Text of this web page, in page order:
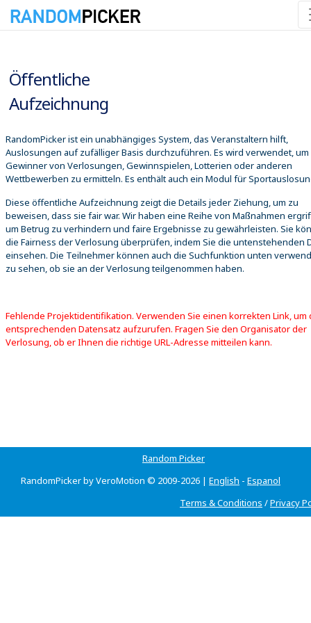
Öffentliche
Aufzeichnung
RandomPicker ist ein unabhängiges System, das Veranstaltern hilft,
Auslosungen auf zufälliger Basis durchzuführen. Es wird verwendet, um
Gewinner von Verlosungen, Gewinnspielen, Lotterien oder anderen
Wettbewerben zu ermitteln. Es enthält auch ein Modul für
Diese öffentliche Aufzeichnung zeigt die Details jeder Ziehung, um zu
beweisen, dass sie fair war. Wir haben eine Reihe von Maßnahmen
um Betrug zu verhindern und faire Ergebnisse zu gewährleisten. Sie
die Fairness der Verlosung überprüfen, indem Sie die untenstehenden
einsehen. Die Teilnehmer können auch die Suchfunktion unten
zu sehen, ob sie an der Verlosung teilgenommen haben.
Fehlende Projektidentifikation. Verwenden Sie einen korrekten Link, um
entsprechenden Datensatz aufzurufen. Fragen Sie den Organisator der
Verlosung, ob er Ihnen die richtige URL-Adresse mitteilen kann.
Random Picker
RandomPicker by VeroMotion © 2009-2026 | English - Espanol
Terms & Conditions /Privacy